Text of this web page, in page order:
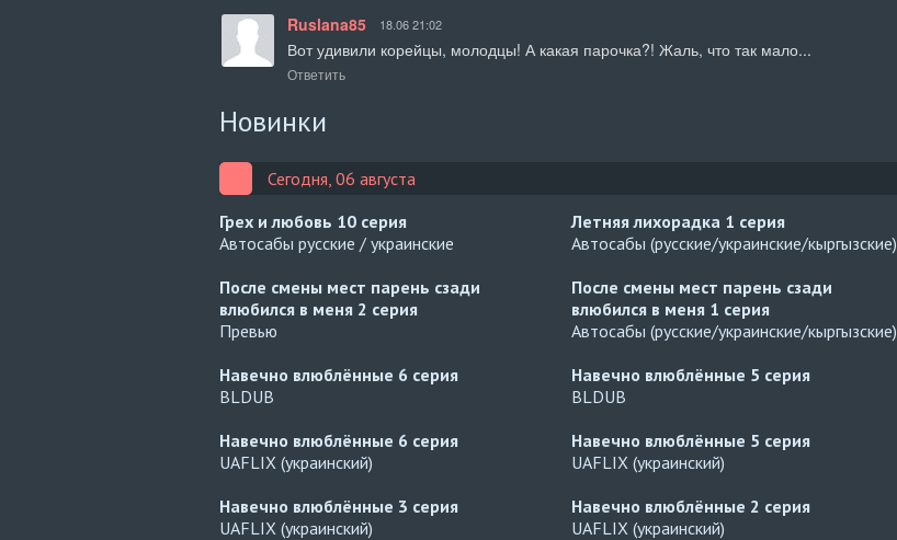
Ruslana85 18.06 21:02
Вот удивили корейцы, молодцы! А какая парочка?! Жаль, что так мало...
Ответить
Новинки
Сегодня, 06 августа
Грех и любовь 10 серия
Автосабы русские / украинские
Летняя лихорадка 1 серия
Автосабы (русские/украинские/кыргызские)
После смены мест парень сзади
влюбился в меня 2 серия
Превью
После смены мест парень сзади
влюбился в меня 1 серия
Автосабы (русские/украинские/кыргызские)
Навечно влюблённые 6 серия
BLDUB
Навечно влюблённые 5 серия
BLDUB
Навечно влюблённые 6 серия
UAFLIX (украинский)
Навечно влюблённые 5 серия
UAFLIX (украинский)
Навечно влюблённые 3 серия
UAFLIX (украинский)
Навечно влюблённые 2 серия
UAFLIX (украинский)